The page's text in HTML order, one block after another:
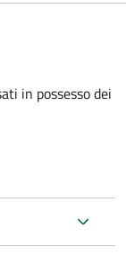
in possesso dei